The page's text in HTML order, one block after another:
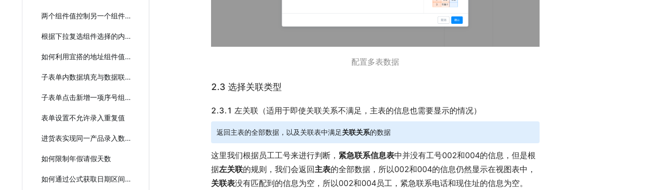
两个组件值控制另一个组件的状态
根据下拉复选组件选择的内容填充子表单
如何利用宜搭的地址组件值用于下拉组件
子表单内数据填充与数据联动混合使用
子表单点击新增一项序号组件加一
表单设置不允许录入重复值
进货表实现同一产品录入数量进行叠加
如何限制年假请假天数
如何通过公式获取日期区间的结束时间
配置多表数据
2.3 选择关联类型
2.3.1 左关联（适用于即使关联关系不满足，主表的信息也需要显示的情况）
返回主表的全部数据，以及关联表中满足关联关系的数据
这里我们根据员工工号来进行判断， 紧急联系信息表中并没有工号002和004的信息，但是根
据左关联的规则，我们会返回主表的全部数据，所以002和004的信息仍然显示在视图表中，
关联表没有匹配到的信息为空，所以002和004员工，紧急联系电话和现住址的信息为空。